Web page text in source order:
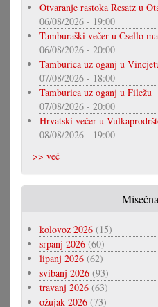
Otvaranje rastoka Resatz u
06/08/2026 - 19:00
Tamburaški večer u Csello
06/08/2026 - 20:00
Tamburica uz oganj u
07/08/2026 - 18:00
Tamburica uz oganj u Filežu
07/08/2026 - 20:00
Hrvatski večer u
08/08/2026 - 19:00
>> već
kolovoz 2026 (15)
srpanj 2026 (60)
lipanj 2026 (62)
svibanj 2026 (93)
travanj 2026 (63)
ožujak 2026 (73)